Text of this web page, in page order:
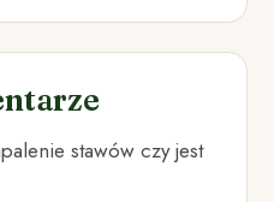
stawów czy jest